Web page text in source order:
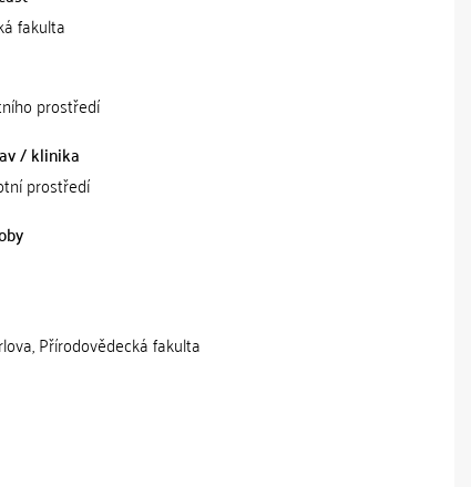
fakulta
prostředí
/ klinika
prostředí
Přírodovědecká fakulta